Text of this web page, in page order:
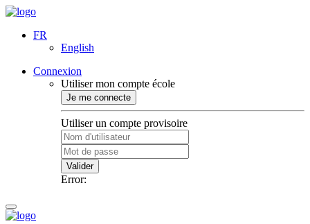
FR
English
Connexion
Utiliser mon compte école
Je me connecte
Utiliser un compte provisoire
Valider
Error: